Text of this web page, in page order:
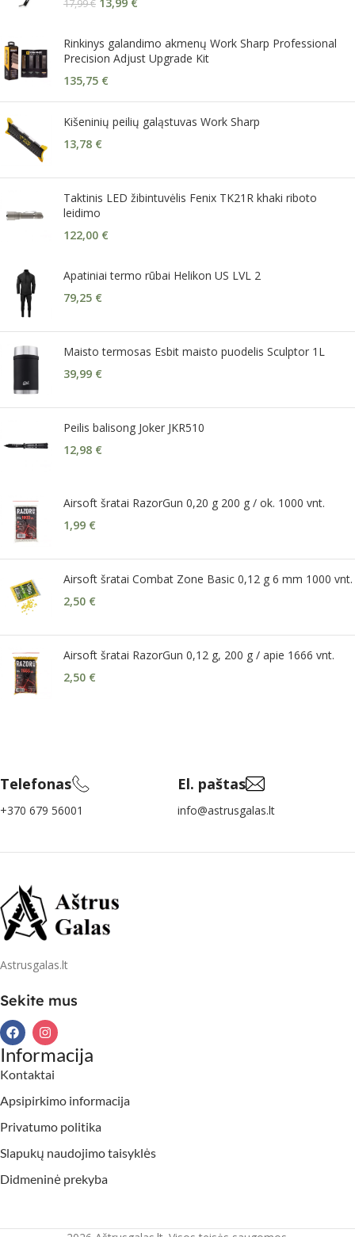
17,99€
Rinkinys galandimo akmenų Work Sharp Professional
Precision Adjust Upgrade Kit
135,75 €
Kišeninių peilių galąstuvas Work Sharp
13,78 €
Taktinis LED žibintuvėlis Fenix TK21R khaki riboto
leidimo
122,00 €
Apatiniai termo rūbai Helikon US LVL 2
79,25 €
Maisto termosas Esbit maisto puodelis Sculptor 1L
39,99 €
Peilis balisong Joker JKR510
12,98 €
Airsoft šratai RazorGun 0,20 g 200 g / ok. 1000 vnt.
1,99 €
Airsoft šratai Combat Zone Basic 0,12 g 6 mm 1000 vnt.
2,50 €
Airsoft šratai RazorGun 0,12 g, 200 g / apie 1666 vnt.
2,50 €
Telefonas
+370 679 56001
El. paštas
info@astrusgalas.lt
Astrusgalas.lt
Sekite mus
Informacija
Kontaktai
Apsipirkimo informacija
Privatumo politika
Slapukų naudojimo taisyklės
Didmeninė prekyba